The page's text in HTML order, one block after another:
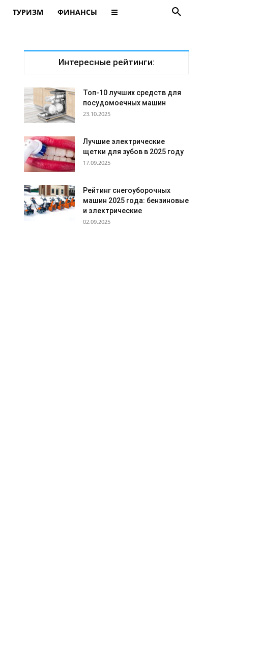
ТУРИЗМ ФИНАНСЫ
Интересные рейтинги:
Топ-10 лучших средств для
посудомоечных машин
23.10.2025
Лучшие электрические
щетки для зубов в 2025 году
17.09.2025
Рейтинг снегоуборочных
машин 2025 года: бензиновые
и электрические
02.09.2025